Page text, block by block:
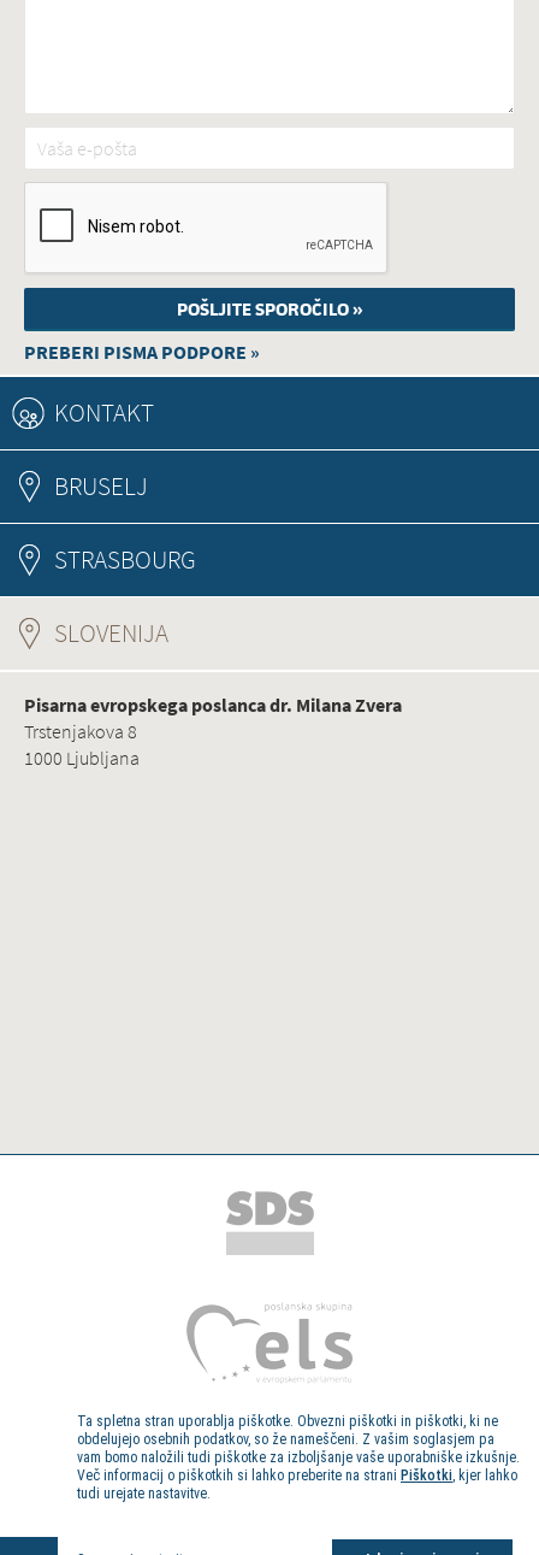
Vaša e-pošta*
PREBERI PISMA PODPORE »
KONTAKT
BRUSELJ
STRASBOURG
SLOVENIJA
Pisarna evropskega poslanca dr. Milana Zvera
Trstenjakova 8
1000 Ljubljana
Ta spletna stran uporablja piškotke. Obvezni piškotki in piškotki, ki ne
obdelujejo osebnih podatkov, so že nameščeni. Z vašim soglasjem pa
vam bomo naložili tudi piškotke za izboljšanje vaše uporabniške izkušnje.
Več informacij o piškotkih si lahko preberite na strani Piškotki, kjer lahko
tudi urejate nastavitve.